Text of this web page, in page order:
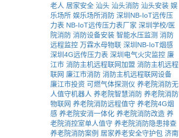
老人 居家安全 汕头 汕头消防 汕头安装 娱
乐场所 娱乐场所消防 深圳NB-IoT远传压
力表 NB-IoT远传压力表厂家 深圳学校/医
院消防 消防设备安装 智能水压监测 消防
远程监控 万霖水母物联 深圳NB-IoT烟感
深圳4G远传压力表 深圳电气火灾监控 廉
江市 消防主机远程联网加盟 消防主机远程
联网 廉江市消防 消防主机远程联网设备
廉江市投资 可燃气体探测仪 养老院消防无
人值守机器人 养老院智慧消防 养老院消防
物联网 养老院消防远程值守 养老院4G烟
感 养老院安消一体化 养老院消防改造 养
老院消控室单人值守 养老院消防隐患排查
养老院消防案例 居家养老安全守护包 济南